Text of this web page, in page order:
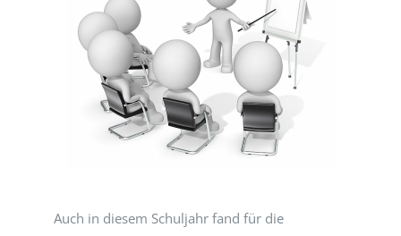
Auch in diesem Schuljahr fand für die